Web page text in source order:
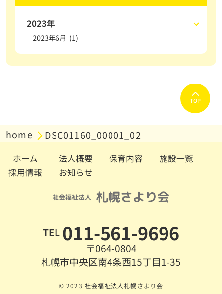
2023年
2023年6月 (1)
TOP
home DSC01160_00001_02
ホーム 法人概要 保育内容
施設一覧
採用情報
お知らせ
TEL 011-561-9696
〒064-0804
札幌市中央区南4条西15丁目1-35
© 2023 社会福祉法人札幌さより会